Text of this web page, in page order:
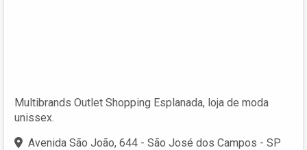
Multibrands Outlet Shopping Esplanada, loja de moda
unissex.
Avenida São João, 644 - São José dos Campos - SP